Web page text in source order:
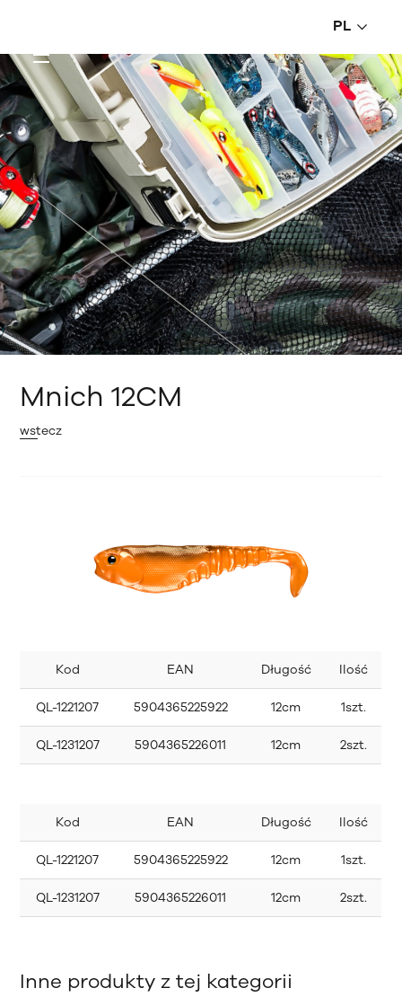
PL
Mnich 12CM
wstecz
Kod EAN Długość Ilość
QL-1221207 5904365225922 12cm 1szt.
QL-1231207 5904365226011 12cm 2szt.
Kod EAN Długość Ilość
QL-1221207 5904365225922 12cm 1szt.
QL-1231207 5904365226011 12cm 2szt.
Inne produkty z tej kategorii